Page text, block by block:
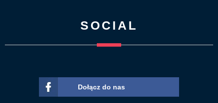
SOCIAL
Dołącz do nas